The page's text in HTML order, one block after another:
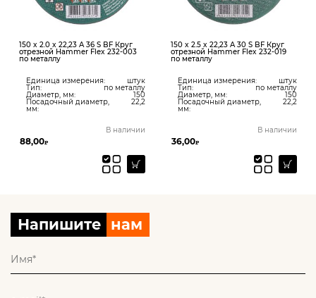
150 x 2.0 x 22,23 A 36 S BF Круг
отрезной Hammer Flex 232-003
по металлу
Единица измерения: штук
Тип: по металлу
Диаметр, мм: 150
Посадочный диаметр,
мм:
22,2
В наличии
88,00₽
150 x 2.5 x 22,23 A 30 S BF Круг
отрезной Hammer Flex 232-019
по металлу
Единица измерения: штук
Тип: по металлу
Диаметр, мм: 150
Посадочный диаметр,
мм:
22,2
В наличии
36,00₽
Напишите нам